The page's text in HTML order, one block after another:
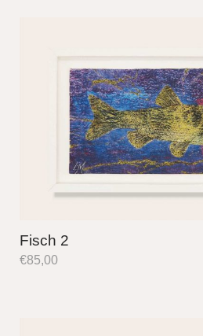
Fisch 2
€85,00